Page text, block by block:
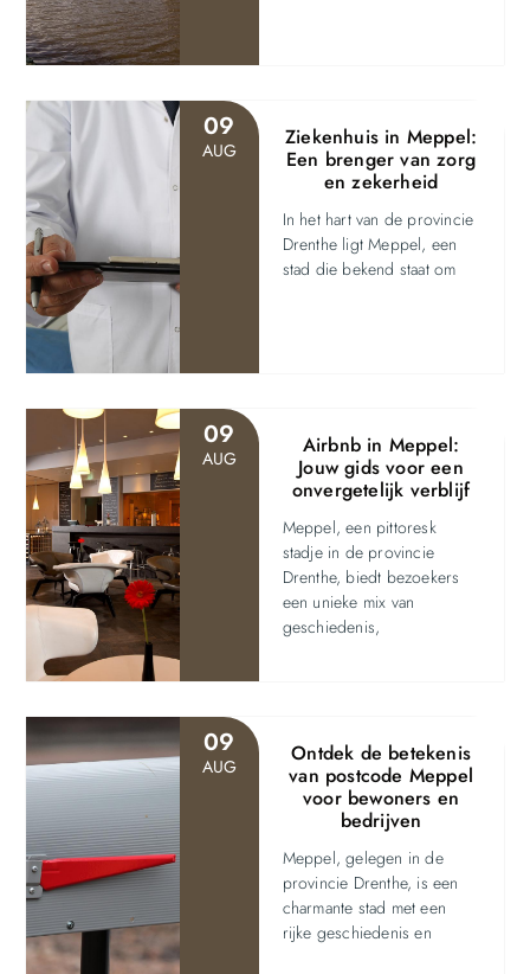
09
AUG
Ziekenhuis in Meppel:
Een brenger van zorg
en zekerheid
In het hart van de provincie
Drenthe ligt Meppel, een
stad die bekend staat om
09
AUG
Airbnb in Meppel:
Jouw gids voor een
onvergetelijk verblijf
Meppel, een pittoresk
stadje in de provincie
Drenthe, biedt bezoekers
een unieke mix van
geschiedenis,
09
AUG
Ontdek de betekenis
van postcode Meppel
voor bewoners en
bedrijven
Meppel, gelegen in de
provincie Drenthe, is een
charmante stad met een
rijke geschiedenis en